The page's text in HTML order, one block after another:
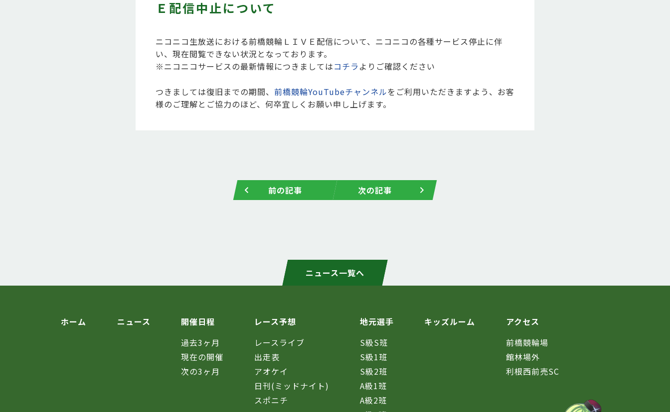
Ｅ配信中止について
ニコニコ生放送における前橋競輪ＬＩＶＥ配信について、ニコニコの各種サービス停止に伴
い、現在閲覧できない状況となっております。
※ニコニコサービスの最新情報につきましてはコチラ よりご確認ください
つきましては復旧までの期間、 前橋競輪YouTubeチャンネルをご利用いただきますよう、お客
様のご理解とご協力のほど、何卒宜しくお願い申し上げます。
前の記事 次の記事
ニュース一覧へ
ホーム ニュース
開催日程
過去3ヶ月
現在の開催
次の3ヶ月
レース予想
レースライブ
出走表
アオケイ
日刊(ミッドナイト)
スポニチ
地元選手
S級S班
S級1班
S級2班
A級1班
A級2班
キッズルーム
アクセス
前橋競輪場
館林場外
利根西前売SC